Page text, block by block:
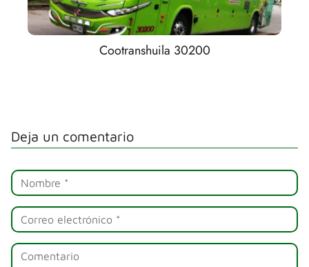
Cootranshuila 30200
Deja un comentario